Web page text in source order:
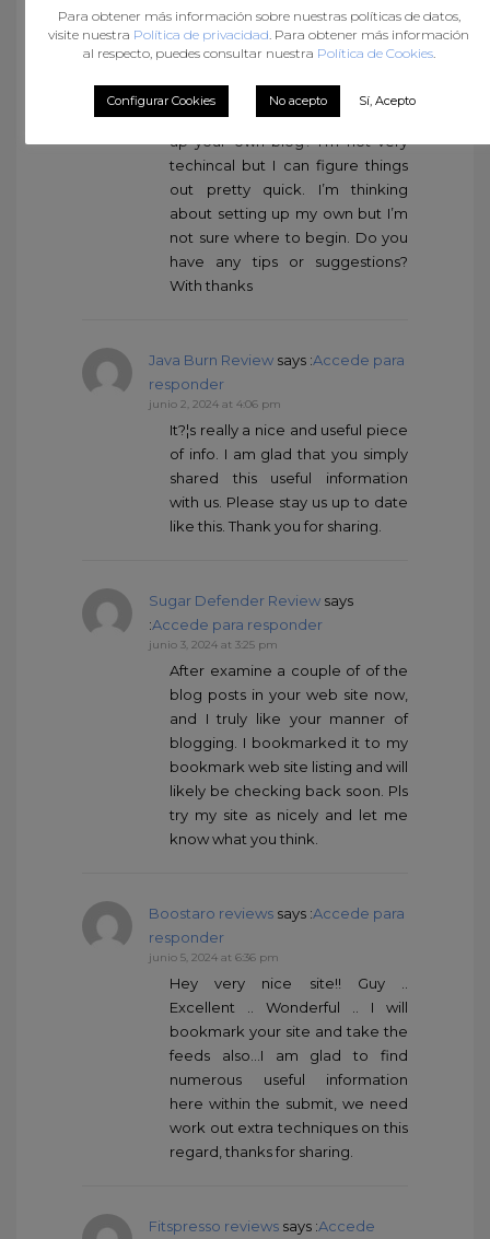
responder
junio 1, 2024 at 2:45 pm
I need some advice from an
established blog. Is it tough to set
up your own blog? I’m not very
techincal but I can figure things
out pretty quick. I’m thinking
about setting up my own but I’m
not sure where to begin. Do you
have any tips or suggestions?
With thanks
Java Burn Review says :Accede para
responder
junio 2, 2024 at 4:06 pm
It?¦s really a nice and useful piece
of info. I am glad that you simply
shared this useful information
with us. Please stay us up to date
like this. Thank you for sharing.
Sugar Defender Review says
:Accede para responder
junio 3, 2024 at 3:25 pm
After examine a couple of of the
blog posts in your web site now,
and I truly like your manner of
blogging. I bookmarked it to my
bookmark web site listing and will
likely be checking back soon. Pls
try my site as nicely and let me
know what you think.
Boostaro reviews says :Accede para
responder
junio 5, 2024 at 6:36 pm
Hey very nice site!! Guy ..
Excellent .. Wonderful .. I will
bookmark your site and take the
feeds also…I am glad to find
numerous useful information
here within the submit, we need
work out extra techniques on this
regard, thanks for sharing.
Fitspresso reviews says :Accede
Para obtener más información sobre nuestras políticas de datos,
visite nuestra Política de privacidad . Para obtener más información
al respecto, puedes consultar nuestra Política de Cookies.
Configurar Cookies No acepto Sí, Acepto